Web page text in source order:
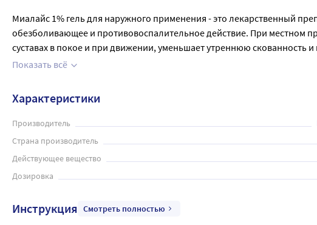
Миалайс 1% гель для наружного применения - это лекарственный
обезболивающее и противовоспалительное действие. При местном
суставах в покое и при движении, уменьшает утреннюю скованность
симптоматической терапии, уменьшения боли и воспаления на
Мышечные боли ревматического и неревматического происхождения.
Посттравматическое воспаление мягких тканей и опорно-
Показать всё
Характеристики
Производитель
Страна производитель
Действующее вещество
Дозировка
Инструкция Смотреть полностью